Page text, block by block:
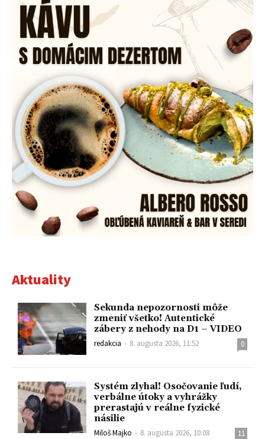
Aktuality
Sekunda nepozornosti môže
zmeniť všetko! Autentické
zábery z nehody na D1 – VIDEO
redakcia - 8. augusta 2026, 11:52 0
Systém zlyhal! Osočovanie ľudí,
verbálne útoky a vyhrážky
prerastajú v reálne fyzické
násilie
Miloš Majko - 8. augusta 2026, 10:08 11